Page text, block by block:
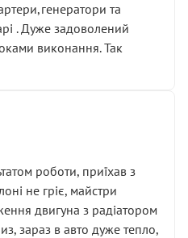
та
. Дуже задоволений
виконання. Так
роботи, приїхав з
не гріє, майстри
двигуна з радіатором
зараз в авто дуже тепло,